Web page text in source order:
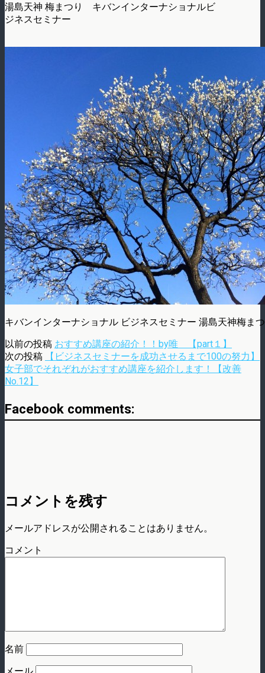
湯島天神 梅まつり キバンインターナショナルビ
ジネスセミナー
キバンインターナショナル ビジネスセミナー 湯島天神梅ま
以前の投稿 おすすめ講座の紹介！！by唯 【part１】
次の投稿
【ビジネスセミナーを成功させるまで100の努力】
女子部でそれぞれがおすすめ講座を紹介します！【改善
No.12】
Facebook comments:
コメントを残す
メールアドレスが公開されることはありません。
コメント
名前